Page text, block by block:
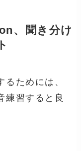
、聞き分け
るためには、
練習すると良